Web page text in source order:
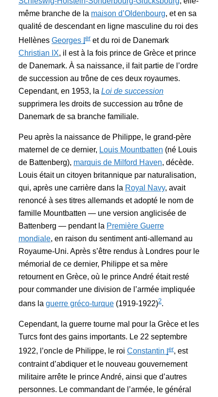
même branche de la maison d’Oldenbourg, et en sa
qualité de descendant en ligne masculine du roi des
Hellènes Georges er et du roi de Danemark
Christian IX, il est à la fois prince de Grèce et prince
de Danemark. À sa naissance, il fait partie de l’ordre
de succession au trône de ces deux royaumes.
Cependant, en 1953, la Loi de succession
supprimera les droits de succession au trône de
Danemark de sa branche familiale.
Peu après la naissance de Philippe, le grand-père
maternel de ce dernier, Louis Mountbatten (né Louis
de Battenberg), marquis de Milford Haven, décède.
Louis était un citoyen britannique par naturalisation,
qui, après une carrière dans la Royal Navy, avait
renoncé à ses titres allemands et adopté le nom de
famille Mountbatten — une version anglicisée de
Battenberg — pendant la Première Guerre
mondiale, en raison du sentiment anti-allemand au
Royaume-Uni. Après s’être rendus à Londres pour le
mémorial de ce dernier, Philippe et sa mère
retournent en Grèce, où le prince André était resté
pour commander une division de l’armée impliquée
dans la guerre gréco-turque (1919-1922)2.
Cependant, la guerre tourne mal pour la Grèce et les
Turcs font des gains importants. Le 22 septembre
1922, l’oncle de Philippe, le roi Constantin er, est
contraint d’abdiquer et le nouveau gouvernement
militaire arrête le prince André, ainsi que d’autres
personnes. Le commandant de l’armée, le général